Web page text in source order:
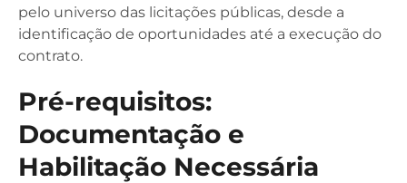
pelo universo das licitações públicas, desde a
identificação de oportunidades até a execução do
contrato.
Pré-requisitos:
Documentação e
Habilitação Necessária